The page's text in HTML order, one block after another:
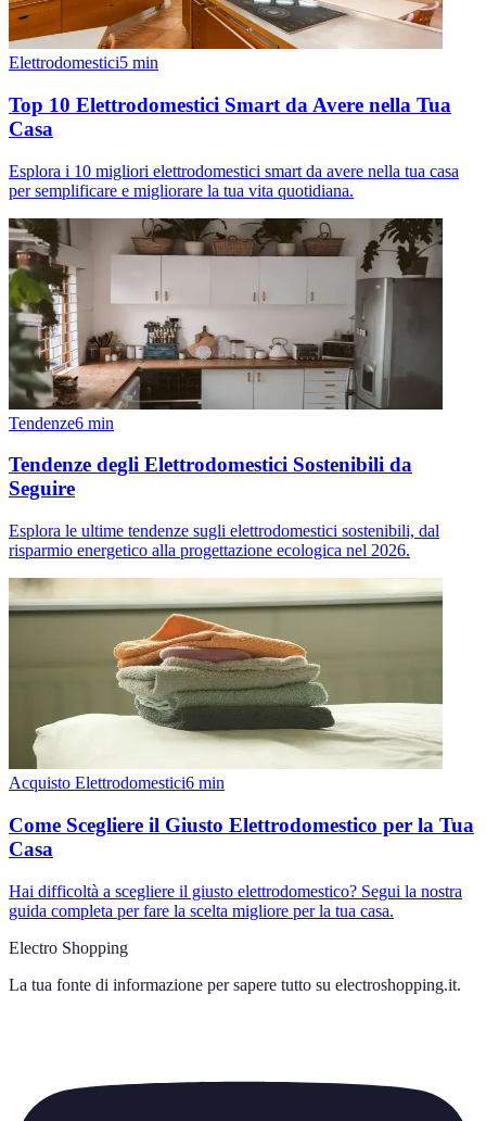
Elettrodomestici5 min
Top 10 Elettrodomestici Smart da Avere nella Tua
Casa
Esplora i 10 migliori elettrodomestici smart da avere nella tua casa
per semplificare e migliorare la tua vita quotidiana.
Tendenze6 min
Tendenze degli Elettrodomestici Sostenibili da
Seguire
Esplora le ultime tendenze sugli elettrodomestici sostenibili, dal
risparmio energetico alla progettazione ecologica nel 2026.
Acquisto Elettrodomestici6 min
Come Scegliere il Giusto Elettrodomestico per la Tua
Casa
Hai difficoltà a scegliere il giusto elettrodomestico? Segui la nostra
guida completa per fare la scelta migliore per la tua casa.
Electro Shopping
La tua fonte di informazione per sapere tutto su electroshopping.it.